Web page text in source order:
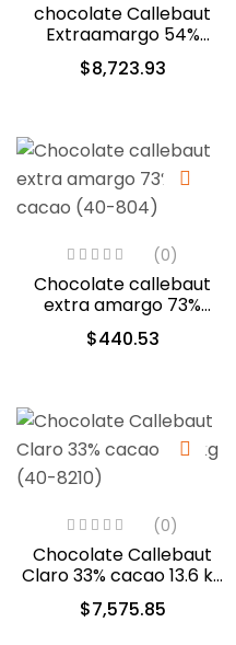
chocolate Callebaut
Extraamargo 54%
cacao 13.6 kg (40-8310)
$8,723.93
(0)
Chocolate callebaut
extra amargo 73%
cacao (40-804)
$440.53
(0)
Chocolate Callebaut
Claro 33% cacao 13.6 kg
(40-8210)
$7,575.85